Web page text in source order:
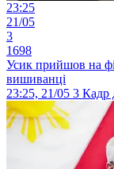
23:25
21/05
3
1698
Усик прийшов на
вишиванці
23:25, 21/05 3 Кадр